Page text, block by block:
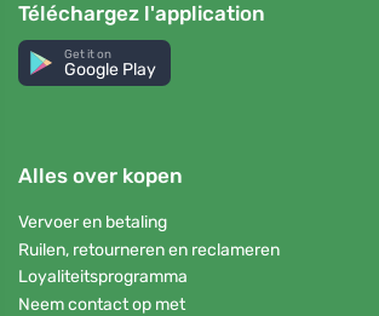
Téléchargez l'application
Get it on
Google Play
Alles over kopen
Vervoer en betaling
Ruilen, retourneren en reclameren
Loyaliteitsprogramma
Neem contact op met